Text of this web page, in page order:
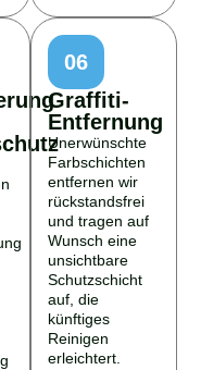
06
Graffiti-
Entfernung
Unerwünschte
Farbschichten
entfernen wir
rückstandsfrei
und tragen auf
Wunsch eine
unsichtbare
Schutzschicht
auf, die
künftiges
Reinigen
erleichtert.